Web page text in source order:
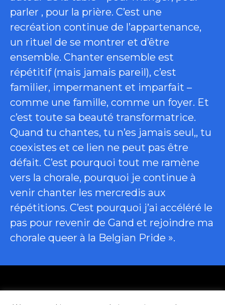
parler , pour la prière. C’est une
recréation continue de l’appartenance,
un rituel de se montrer et d’être
ensemble. Chanter ensemble est
répétitif (mais jamais pareil), c’est
familier, impermanent et imparfait –
comme une famille, comme un foyer. Et
c’est toute sa beauté transformatrice.
Quand tu chantes, tu n’es jamais seul,, tu
coexistes et ce lien ne peut pas être
défait. C’est pourquoi tout me ramène
vers la chorale, pourquoi je continue à
venir chanter les mercredis aux
répétitions. C’est pourquoi j’ai accéléré le
pas pour revenir de Gand et rejoindre ma
chorale queer à la Belgian Pride ».